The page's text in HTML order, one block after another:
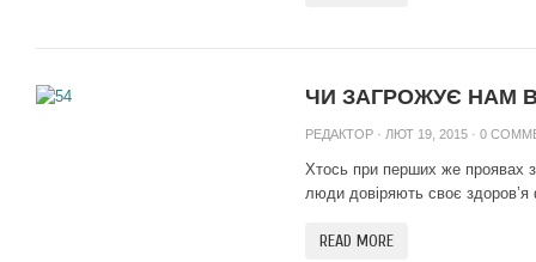
ЧИ ЗАГРОЖУЄ НАМ
РЕДАКТОР · ЛЮТ 19, 2015 · 0
Хтось при перших же проявах
люди довіряють своє
READ MORE